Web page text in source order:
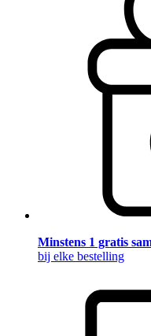
Minstens 1 gratis
bij elke bestelling